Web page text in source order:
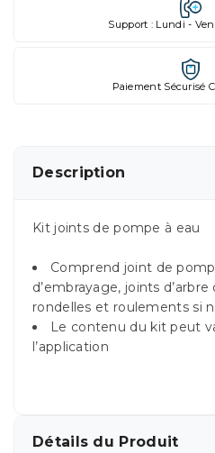
Support : Lundi -
Paiement Sécurisé
Description
Kit joints de pompe à eau
Comprend joint de
d’embrayage, joints
rondelles et roulements si
Le contenu du kit peut
l’application
Détails du Produit